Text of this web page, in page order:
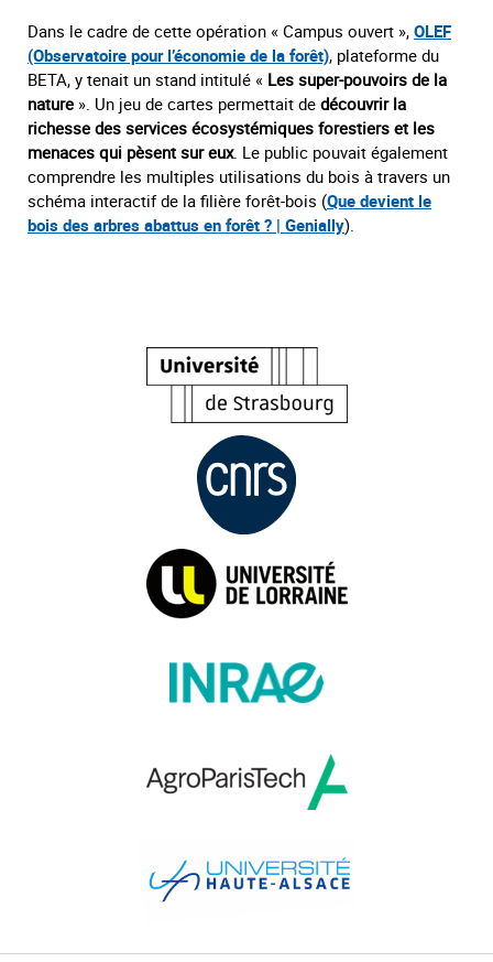
Dans le cadre de cette opération « Campus ouvert », OLEF
(Observatoire pour l’économie de la forêt), plateforme du
BETA, y tenait un stand intitulé « Les super-pouvoirs de la
nature ». Un jeu de cartes permettait de découvrir la
richesse des services écosystémiques forestiers et les
menaces qui pèsent sur eux. Le public pouvait également
comprendre les multiples utilisations du bois à travers un
schéma interactif de la filière forêt-bois (Que devient le
bois des arbres abattus en forêt ? | Genially).